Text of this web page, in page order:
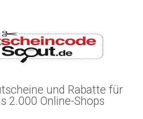
und Rabatte für
2.000 Online-Shops